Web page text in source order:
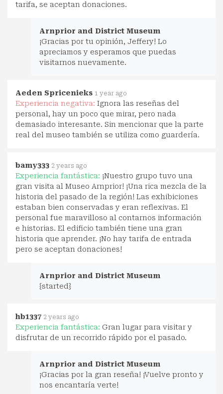
tarifa, se aceptan donaciones.
Arnprior and District Museum
¡Gracias por tu opinión, Jeffery! Lo
apreciamos y esperamos que puedas
visitarnos nuevamente.
Aeden Spricenieks 1 year ago
Experiencia negativa: Ignora las reseñas del
personal, hay un poco que mirar, pero nada
demasiado interesante. Sin mencionar que la parte
real del museo también se utiliza como guardería.
bamy333 2 years ago
Experiencia fantástica: ¡Nuestro grupo tuvo una
gran visita al Museo Arnprior! ¡Una rica mezcla de la
historia del pasado de la región! Las exhibiciones
estaban bien conservadas y eran reflexivas. El
personal fue maravilloso al contarnos información
e historias. El edificio también tiene una gran
historia que aprender. ¡No hay tarifa de entrada
pero se aceptan donaciones!
Arnprior and District Museum
{started}
hb1337 2 years ago
Experiencia fantástica: Gran lugar para visitar y
disfrutar de un recorrido rápido por el pasado.
Arnprior and District Museum
¡Gracias por la gran reseña! ¡Vuelve pronto y
nos encantaría verte!